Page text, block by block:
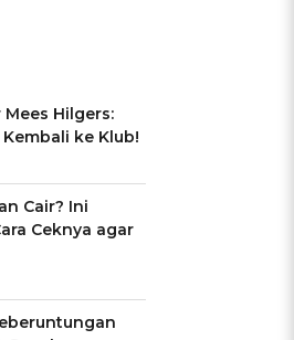
Hilgers:
ke Klub!
Cair? Ini
Ceknya agar